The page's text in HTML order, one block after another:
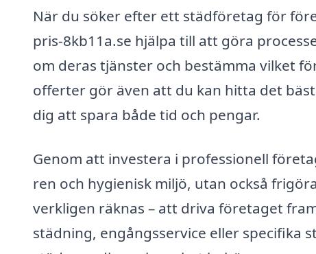
När du söker efter ett städföretag för
pris-8kb11a.se hjälpa till att göra
om deras tjänster och bestämma vilket
offerter gör även att du kan hitta det
dig att spara både tid och pengar.
Genom att investera i professionell
ren och hygienisk miljö, utan också
verkligen räknas – att driva företaget
städning, engångsservice eller specifika